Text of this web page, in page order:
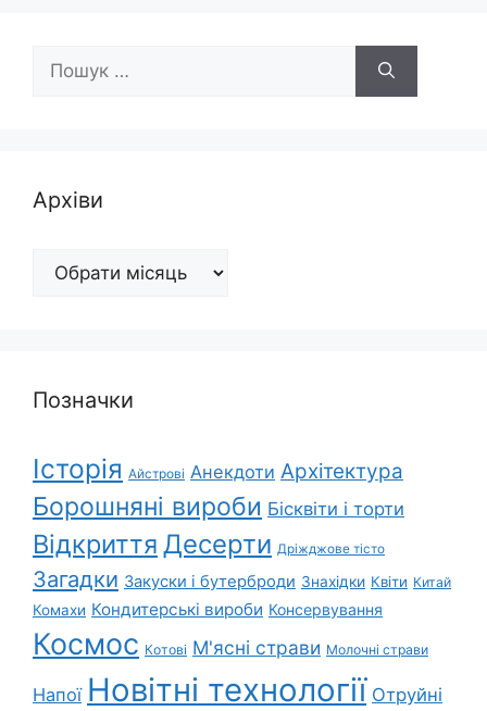
Пошук:
Архіви
Архіви
Позначки
Історія Айстрові Анекдоти Архітектура
Борошняні вироби Бісквіти і торти
Відкриття Десерти Дріжджове тісто
Загадки Закуски і бутерброди Знахідки Квіти Китай
Комахи Кондитерські вироби Консервування
Космос Котові М'ясні страви Молочні страви
Напої Новітні технології Отруйні